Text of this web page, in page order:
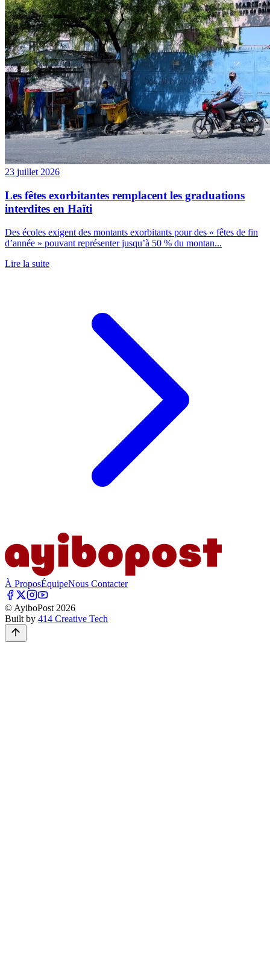
23 juillet 2026
Les fêtes exorbitantes remplacent les graduations
interdites en Haïti
Des écoles exigent des montants exorbitants pour des « fêtes de fin
d’année » pouvant représenter jusqu’à 50 % du montan...
Lire la suite
À ProposÉquipeNous Contacter
© AyiboPost 2026
Built by 414 Creative Tech